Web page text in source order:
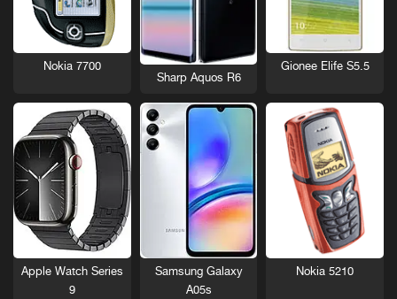
Gionee Elife S5.5
Sharp Aquos R6
Nokia 7700
Nokia 5210
Samsung Galaxy
A05s
Apple Watch Series
9